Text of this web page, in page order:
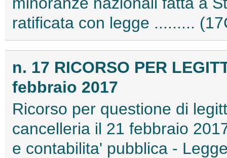
ratificata con legge .........
n. 17 RICORSO PER
febbraio 2017
Ricorso per questione di
cancelleria il 21 febbraio
e contabilita' pubblica -